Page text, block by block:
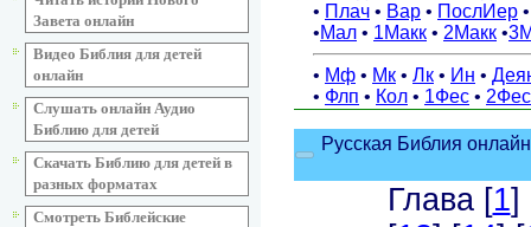
Завета онлайн
Видео Библия для детей
онлайн
Слушать онлайн Аудио
Библию для детей
Скачать Библию для детей в
разных форматах
Смотреть Библейские